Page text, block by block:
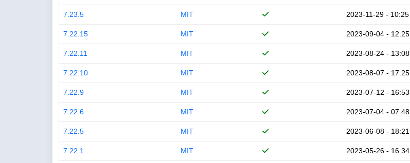
7.23.5 MIT 2023-11-29 - 10:25
7.22.15 MIT 2023-09-04 - 12:25
7.22.11 MIT 2023-08-24 - 13:08
7.22.10 MIT 2023-08-07 - 17:25
7.22.9 MIT 2023-07-12 - 16:53
7.22.6 MIT 2023-07-04 - 07:48
7.22.5 MIT 2023-06-08 - 18:21
7.22.1 MIT 2023-05-26 - 16:34